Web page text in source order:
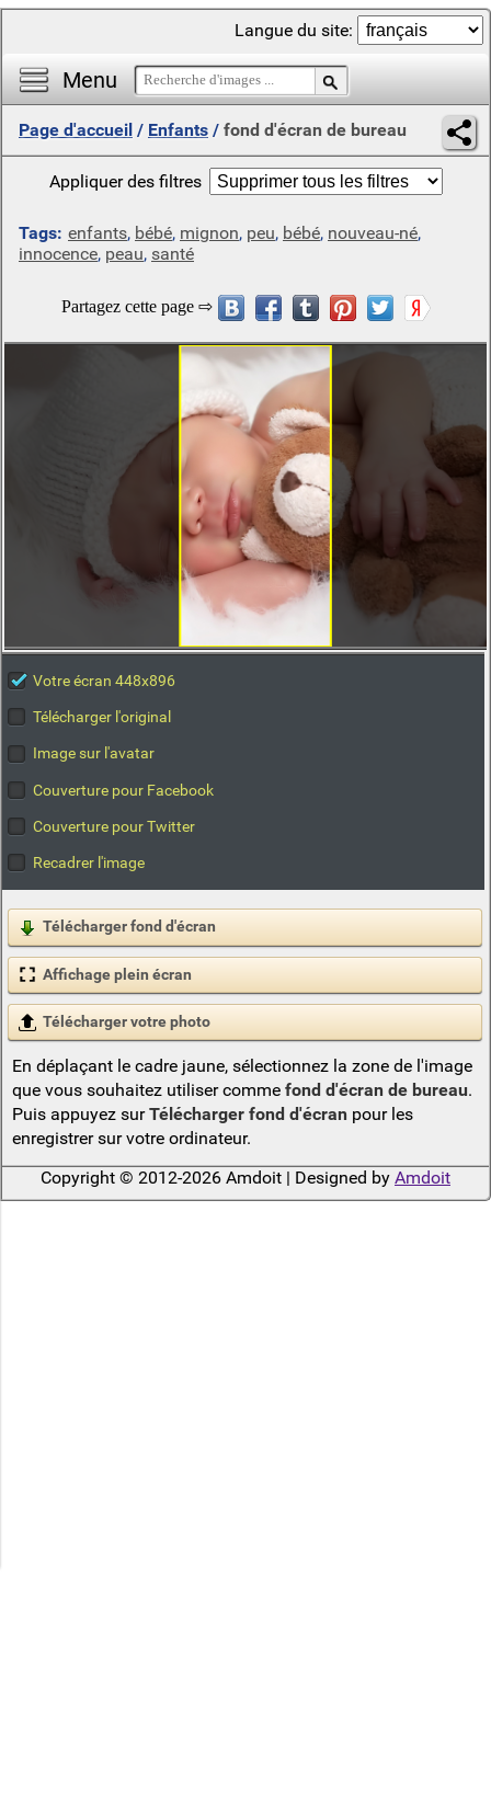
Menu
Langue du site:
Page d'accueil / Enfants / fond d'écran de bureau
Appliquer des filtres
Tags: enfants, bébé, mignon, peu, bébé, nouveau-né,
innocence, peau, santé
Votre écran 448x896
Télécharger l'original
Image sur l'avatar
Couverture pour Facebook
Couverture pour Twitter
Recadrer l'image
Télécharger fond d'écran
Affichage plein écran
Télécharger votre photo
En déplaçant le cadre jaune, sélectionnez la zone de l'image
que vous souhaitez utiliser comme fond d'écran de bureau.
Puis appuyez surTélécharger fond d'écranpour les
enregistrer sur votre ordinateur.
Copyright © 2012-2026 Amdoit | Designed by Amdoit